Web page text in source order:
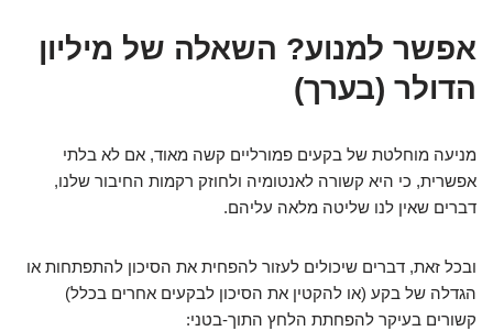
אפשר למנוע? השאלה של מיליון
הדולר (בערך)
מניעה מוחלטת של בקעים פמורליים קשה מאוד, אם לא בלתי
אפשרית, כי היא קשורה לאנטומיה ולחוזק רקמות החיבור שלנו,
דברים שאין לנו שליטה מלאה עליהם.
ובכל זאת, דברים שיכולים לעזור להפחית את הסיכון להתפתחות או
הגדלה של בקע (או להקטין את הסיכון לבקעים אחרים בכלל)
קשורים בעיקר להפחתת הלחץ התוך-בטני: